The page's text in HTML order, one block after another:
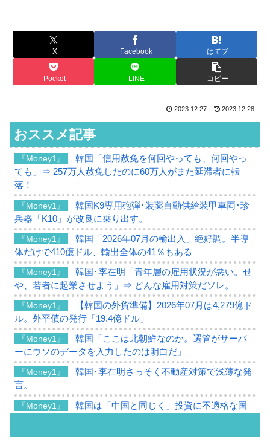
X Facebook はてブ
Pocket LINE コピー
2023.12.27 2023.12.28
おススメ記事
『Money1』
韓国「信用赦免を何回やっても、何回やっ
ても」⇒ 257万人赦免したのに60万人がまた延滞者に転
落！
『Money1』
韓国K9専用砲弾･装薬自動供給装甲車両･珍
兵器「K10」が改良に乗り出す。
『Money1』
韓国「2026年07月の輸出入」絶好調。半導
体だけで410億ドル、輸出全体の41％もある
『Money1』
韓国･李在明「青年層の雇用状況が悪い。せ
や、若者に起業させよう」⇒ どんな雇用対策だソレ。
『Money1』
【韓国の外貨準備】2026年07月は4,279億ド
ル。外平債の発行「19.4億ドル」
『Money1』
韓国「ここは北朝鮮なのか。選管がサーバ
ーにウソのデータを入力したのは明白だ」
『Money1』
韓国･李在明さっそく不動産対策で浅薄な発
言。
『Money1』
韓国は「中国と同じく」投資に不適格な国
『Money1』
『韓国銀行』が「金の保有量を増やしま